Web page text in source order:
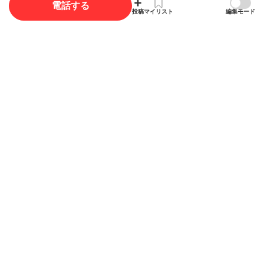
口コミを投稿する
電話する
投稿マイリスト 編集モード